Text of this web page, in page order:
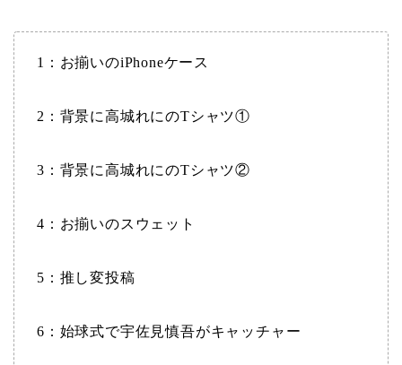
1：お揃いのiPhoneケース
2：背景に高城れにのTシャツ①
3：背景に高城れにのTシャツ②
4：お揃いのスウェット
5：推し変投稿
6：始球式で宇佐見慎吾がキャッチャー